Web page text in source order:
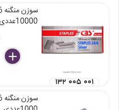
10000عددی
delete
remove
add
۱۳۲ ۰۰۵ ۰۰۱